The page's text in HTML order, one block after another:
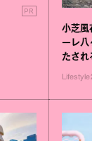
誕生
PR
小芝風
ーレ八
たされ
Lifestyle